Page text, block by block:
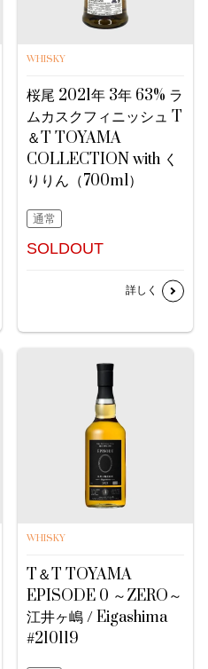
WHISKY
桜尾 2021年 3年 63% ラ
ムカスクフィニッシュ T
＆T TOYAMA
COLLECTION with く
りりん（700ml）
通常
SOLDOUT
詳しく
WHISKY
T＆T TOYAMA
EPISODE 0 ～ZERO～
江井ヶ嶋 / Eigashima
#210119